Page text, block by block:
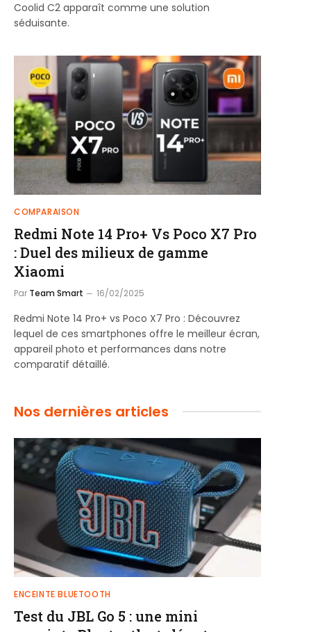
Coolid C2 apparaît comme une solution
séduisante.
COMPARAISON
Redmi Note 14 Pro+ Vs Poco X7 Pro
: Duel des milieux de gamme
Xiaomi
Par Team Smart 16/02/2025
Redmi Note 14 Pro+ vs Poco X7 Pro : Découvrez
lequel de ces smartphones offre le meilleur écran,
appareil photo et performances dans notre
comparatif détaillé.
Nos dernières articles
ENCEINTE BLUETOOTH
Test du JBL Go 5 : une mini